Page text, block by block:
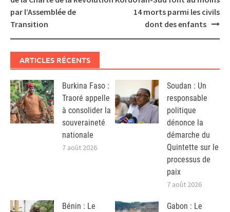
par l’Assemblée de
Transition
14 morts parmi les civils
dont des enfants
ARTICLES RÉCENTS
Burkina Faso :
Traoré appelle
à consolider la
souveraineté
nationale
7 août 2026
Soudan : Un
responsable
politique
dénonce la
démarche du
Quintette sur le
processus de
paix
7 août 2026
Bénin : Le
Gabon : Le